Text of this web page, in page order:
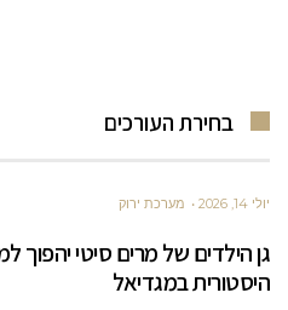
בחירת העורכים
יולי 14, 2026 מערכת ירוק
גן הילדים של מרים סיטי יהפוך
היסטורית במגדיאל